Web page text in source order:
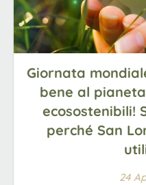
Giornata
bene al
ecosostenibili!
perché San
24